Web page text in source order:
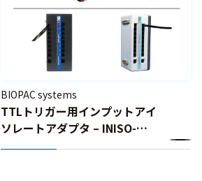
BIOPAC systems
TTLトリガー用インプットアイ
ソレートアダプタ – INISO-
TRIGA